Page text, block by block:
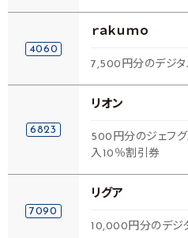
4060
ｒａｋｕｍｏ
7,500円分のデジタ
6823
リオン
500円分のジェフグ
入10％割引券
7090
リグア
10,000円分のデジタ